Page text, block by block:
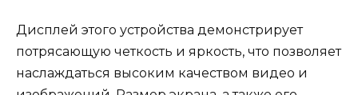
Дисплей этого устройства демонстрирует
потрясающую четкость и яркость, что позволяет
наслаждаться высоким качеством видео и